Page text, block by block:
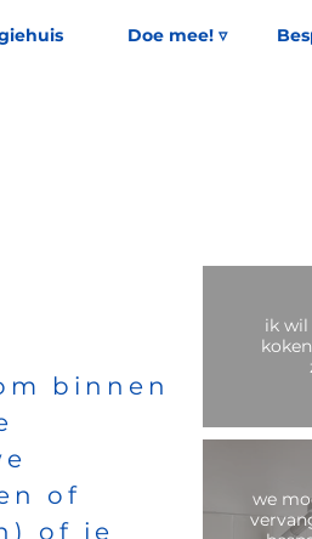
Doe mee! ▿
binnen
of
of je
ik wil
we